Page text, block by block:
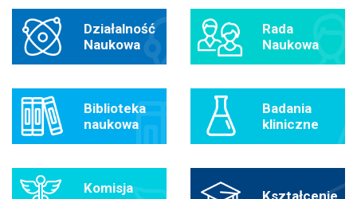
Działalność
Naukowa
Biblioteka
naukowa
Rada
Naukowa
Badania
kliniczne
Komisja
Kształcenie